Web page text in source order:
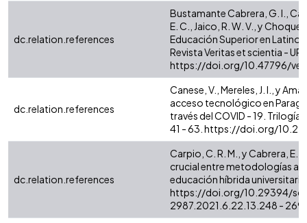
dc.relation.references
Bustamante Cabrera, G. I.,
E. C., Jaico, R. W. V., y
Educación Superior en
Revista Veritas et scientia -
https://doi.org/10.47796/
dc.relation.references
Canese, V., Mereles, J. I., y
acceso tecnológico en
través del COVID - 19.
41 - 63. https://doi.org/
dc.relation.references
Carpio, C. R. M., y Cabrera, E.
crucial entre metodologías
educación híbrida
https://doi.org/10.29394/
2987.2021.6.22.13.248 - 269